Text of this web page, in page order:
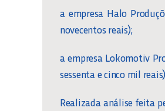
a empresa Halo
novecentos reais);
a empresa Lokomotiv
sessenta e cinco mil
Realizada análise feita